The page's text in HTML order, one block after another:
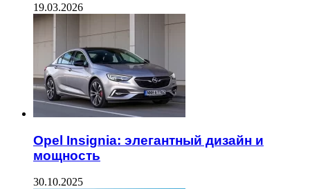
19.03.2026
Opel Insignia: элегантный дизайн и
мощность
30.10.2025